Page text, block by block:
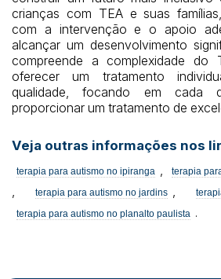
crianças com TEA e suas
com a intervenção e o apoio
alcançar um desenvolvimento
compreende a complexidade
oferecer um tratamento
qualidade, focando em cada
proporcionar um tratamento de
Veja outras informações nos
terapia para autismo no ipiranga terapia
terapia para autismo no jardins
terapia para autismo no planalto paulista .